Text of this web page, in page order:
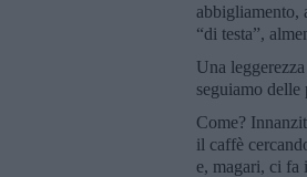
abbigliamento,
“di testa”,
Una
seguiamo
Come?
il caffè
e, magari, ci fa